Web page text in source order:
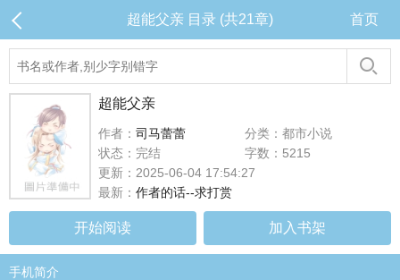
超能父亲 目录 (共21章) 首页
超能父亲
作者： 司马蕾蕾
分类：都市小说
状态：完结
字数：5215
更新：2025-06-04 17:54:27
最新： 作者的话--求打赏
开始阅读 加入书架
手机简介